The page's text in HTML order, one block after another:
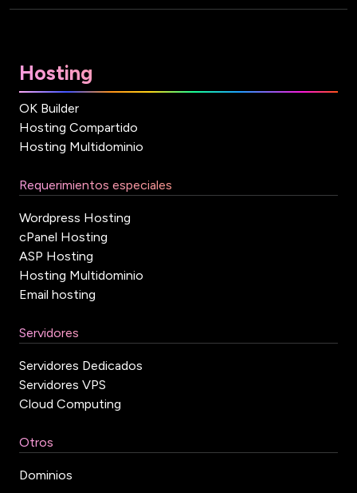
Hosting
OK Builder
Hosting Compartido
Hosting Multidominio
Requerimientos especiales
Wordpress Hosting
cPanel Hosting
ASP Hosting
Hosting Multidominio
Email hosting
Servidores
Servidores Dedicados
Servidores VPS
Cloud Computing
Otros
Dominios